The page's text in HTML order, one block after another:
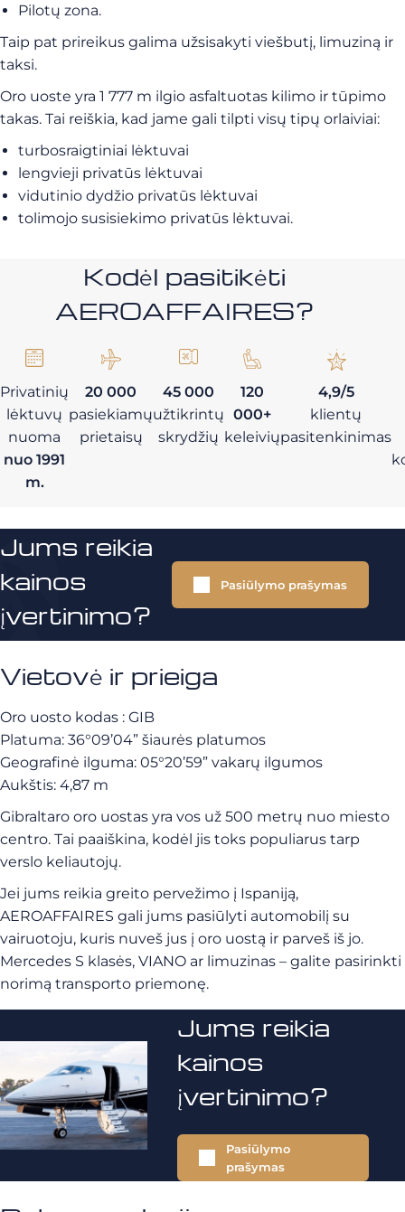
Pilotų zona.
Taip pat prireikus galima užsisakyti viešbutį, limuziną ir
taksi.
Oro uoste yra 1 777 m ilgio asfaltuotas kilimo ir tūpimo
takas. Tai reiškia, kad jame gali tilpti visų tipų orlaiviai:
turbosraigtiniai lėktuvai
lengvieji privatūs lėktuvai
vidutinio dydžio privatūs lėktuvai
tolimojo susisiekimo privatūs lėktuvai.
Kodėl pasitikėti
AEROAFFAIRES?
Privatinių
lėktuvų
nuoma
nuo 1991
m.
20 000
pasiekiamų
prietaisų
45 000
užtikrintų
skrydžių
120
000+
keleivių
4,9/5
klientų
pasitenkinimas
Jums reikia
kainos
įvertinimo?
Pasiūlymo prašymas
Vietovė ir prieiga
Oro uosto kodas : GIB
Platuma: 36°09’04” šiaurės platumos
Geografinė ilguma: 05°20’59” vakarų ilgumos
Aukštis: 4,87 m
Gibraltaro oro uostas yra vos už 500 metrų nuo miesto
centro. Tai paaiškina, kodėl jis toks populiarus tarp
verslo keliautojų.
Jei jums reikia greito pervežimo į Ispaniją,
AEROAFFAIRES gali jums pasiūlyti automobilį su
vairuotoju, kuris nuveš jus į oro uostą ir parveš iš jo.
Mercedes S klasės, VIANO ar limuzinas – galite pasirinkti
norimą transporto priemonę.
Jums reikia
kainos
įvertinimo?
Pasiūlymo
prašymas